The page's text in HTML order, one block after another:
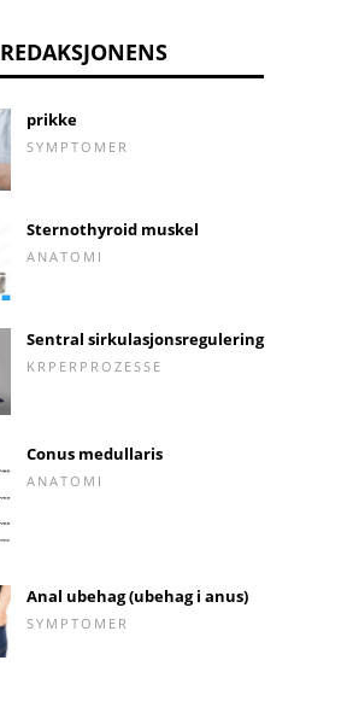
REDAKSJONENS
prikke
SYMPTOMER
Sternothyroid muskel
ANATOMI
Sentral sirkulasjonsregulering
KRPERPROZESSE
Conus medullaris
ANATOMI
Anal ubehag (ubehag i anus)
SYMPTOMER